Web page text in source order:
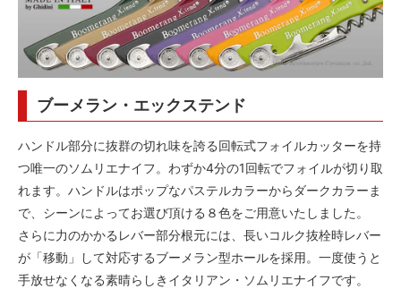
ブーメラン・エックステンド
ハンドル部分に抜群の切れ味を誇る回転式フォイルカッターを持
つ唯一のソムリエナイフ。わずか4分の1回転でフォイルが切り取
れます。ハンドルはポップなパステルカラーからダークカラーま
で、シーンによってお選び頂ける８色をご用意いたしました。
さらに力のかかるレバー部分根元には、長いコルク抜栓時レバー
が「移動」して対応するブーメラン型ホールを採用。一度使うと
手放せなくなる素晴らしきイタリアン・ソムリエナイフです。